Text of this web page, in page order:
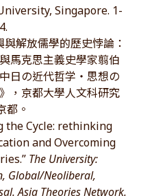
Singapore. 1-
解放儒學的歷史悖論：
馬克思主義史學家翦伯
日の近代哲学・思想の
，京都大學人文科研究
都。
the Cycle: rethinking
and Overcoming
The University:
Global/Neoliberal,
Asia Theories Network.